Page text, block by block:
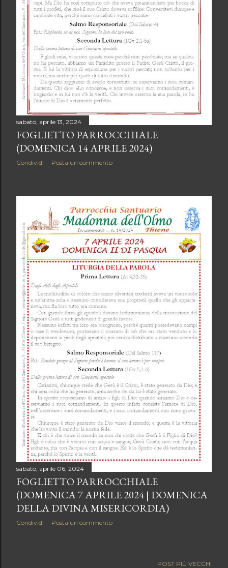
sabato, aprile 13, 2024
FOGLIETTO PARROCCHIALE
(DOMENICA 14 APRILE 2024)
Condividi Posta un commento
sabato, aprile 06, 2024
FOGLIETTO PARROCCHIALE
(DOMENICA 7 APRILE 2024 | DOMENICA
DELLA DIVINA MISERICORDIA)
Condividi Posta un commento
POST PIÙ VECCHI